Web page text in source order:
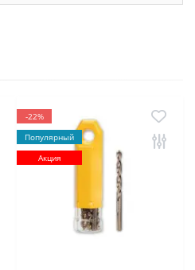
-22%
Популярный
Акция